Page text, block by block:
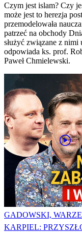
Czym jest islam? Czy
może jest to herezja
przemodelowała
patrzeć na obchody
służyć związane z
odpowiada ks. prof.
Paweł Chmielewski.
GADOWSKI,
KARPIEL: